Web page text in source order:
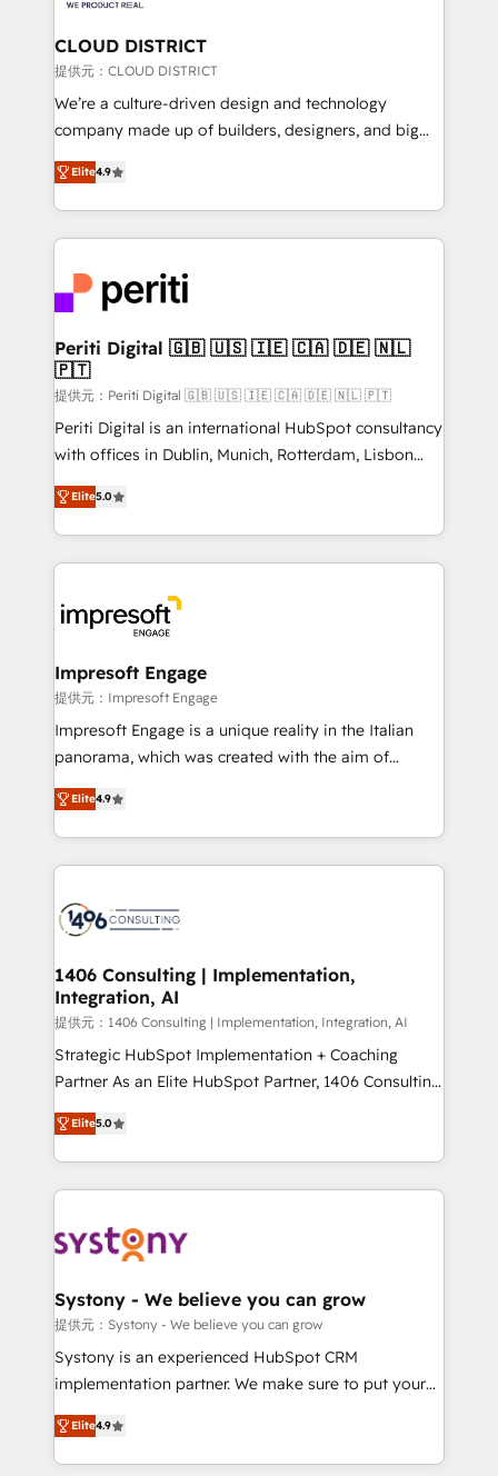
end solutions that integrate CRM, AI automation,
inbound and loop marketing, content, and digital
creativity. Our multicultural team works in Spanish,
Portuguese, and English to design scalable strategies
that drive measurable growth. 🌎 Highlights: • 10+
Platform Migration Excellence. • Top 3 Partner of the
Year LATAM 2022, 2023, 2024, 2025. • Partner of the
business with HubSpot? Let Cebra’s experts help
you grow faster, smarter, and with impact.
CLOUD DISTRICT
提供元：CLOUD DISTRICT
We’re a culture-driven design and technology
company made up of builders, designers, and big
thinkers. We blend strategy, design, and
development—always fueled by curiosity—to turn
ideas, opportunities, and challenges into meaningful
experiences. To us, technology is more than just
and—most importantly—simple. That’s why we lean
into bold ideas and shape them into thoughtful
products and strategies that actually make a
difference.
Elite4.9
Periti Digital 🇬🇧 🇺🇸 🇮🇪 🇨🇦 🇩🇪 🇳🇱
🇵🇹
提供元：Periti Digital 🇬🇧 🇺🇸 🇮🇪 🇨🇦 🇩🇪 🇳🇱 🇵🇹
Periti Digital is an international HubSpot consultancy
with offices in Dublin, Munich, Rotterdam, Lisbon
and New York. 🔎 We are focused on enhancing
revenue-generation strategies for clients through
complete integration of core business processes
and systems (such as ERP and e-commerce
results. 🎯 We present a solution-centric approach
and we're focused on HubSpot. We work with some
of HubSpot's most important customers to generate
value from the platform in the long term. 🤖 We have
worked 400+ HubSpot customers across industries
but specialise in the more complex projects where
represent key aspects of the project's success.
Elite5.0
Impresoft Engage
提供元：Impresoft Engage
Impresoft Engage is a unique reality in the Italian
panorama, which was created with the aim of
putting Customer Experience at the center by
creating digital environments capable of integrating
people, processes and data. We offer the best
digital solutions on the market, ranging from CRM
marketing automation to online and offline sales
allowing companies to optimize processes and meet
the needs of the customer. We are part of Impresoft
Group, a group of specialized and complementary
companies that divide their offer into 4
Competence Centers: Smart Manufacturing,
The synergies generated by these integrations,
together with the combination of talents, skills,
to accompany companies on their digital
transformation journey.
Elite4.9
1406 Consulting | Implementation,
Integration, AI
提供元：1406 Consulting | Implementation, Integration, AI
Strategic HubSpot Implementation + Coaching
Partner As an Elite HubSpot Partner, 1406 Consulting
helps mid-market revenue teams transform how
they sell, market, and serve. We don't just build your
HubSpot—we teach your team to own it, then stay
to help you keep winning. What We Do ⚙️ CRM
Data & Content 📈 Sales & Marketing Alignment +
Agent Creation 🔄 Custom Integrations & Data
Migration Why 1406 We become part of your team.
Your team learns while we build. We fix what others
broke. Built for mid-market reality—practical
constraints. By the Numbers 🏆 Top 1% of all
HubSpot partners 🔄 Top 5% globally in client
Elite5.0
Systony - We believe you can grow
提供元：Systony - We believe you can grow
Systony is an experienced HubSpot CRM
implementation partner. We make sure to put your
organization's needs and goals first and think along
with your organization. We are only satisfied once
you are too. Why Systony? - 20+ years of
Elite4.9